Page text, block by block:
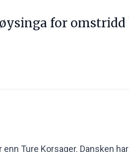
for
Ture Korsager. Dansken